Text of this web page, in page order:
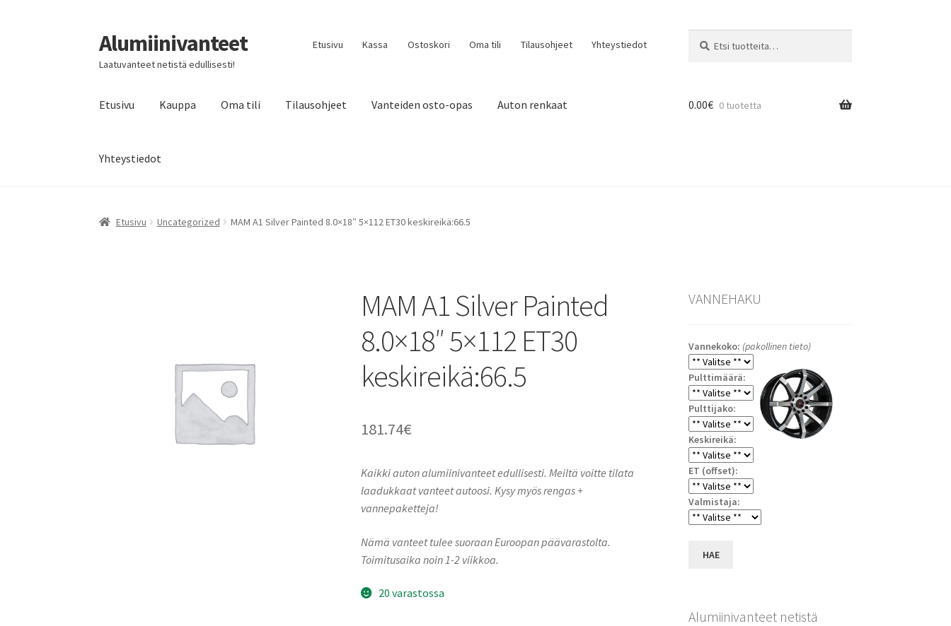
Siirry
navigointiin
Siirry
sisältöön
Alumiinivanteet
Laatuvanteet netistä edullisesti!
Etusivu Kassa Ostoskori Oma tili Tilausohjeet Yhteystiedot
Etusivu Kauppa Oma tili Tilausohjeet Vanteiden osto-opas Auton renkaat
Yhteystiedot
0.00€ 0 tuotetta
Etusivu Uncategorized MAM A1 Silver Painted 8.0×18″ 5×112 ET30 keskireikä:66.5
MAM A1 Silver Painted
8.0×18″ 5×112 ET30
keskireikä:66.5
181.74€
Kaikki auton alumiinivanteet edullisesti. Meiltä voitte tilata
laadukkaat vanteet autoosi. Kysy myös rengas +
vannepaketteja!
Nämä vanteet tulee suoraan Euroopan päävarastolta.
Toimitusaika noin 1-2 viikkoa.
20 varastossa
VANNEHAKU
Vannekoko: (pakollinen tieto)
Pulttimäärä:
Pulttijako:
Keskireikä:
ET (offset):
Valmistaja:
HAE
Alumiinivanteet netistä